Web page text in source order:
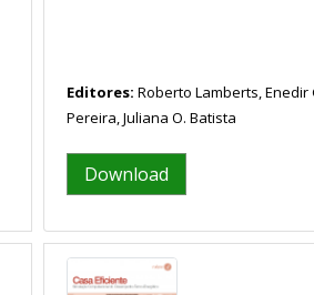
Editores: Roberto Lamberts, Enedir
Pereira, Juliana O. Batista
Download